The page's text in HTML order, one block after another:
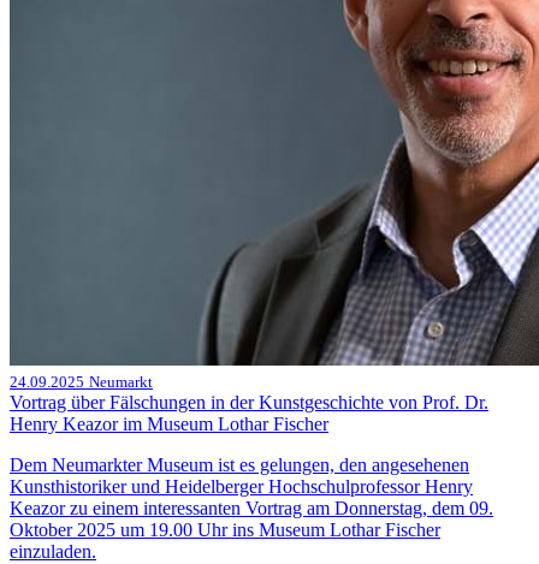
24.09.2025 Neumarkt
Vortrag über Fälschungen in der Kunstgeschichte von Prof. Dr.
Henry Keazor im Museum Lothar Fischer
Dem Neumarkter Museum ist es gelungen, den angesehenen
Kunsthistoriker und Heidelberger Hochschulprofessor Henry
Keazor zu einem interessanten Vortrag am Donnerstag, dem 09.
Oktober 2025 um 19.00 Uhr ins Museum Lothar Fischer
einzuladen.